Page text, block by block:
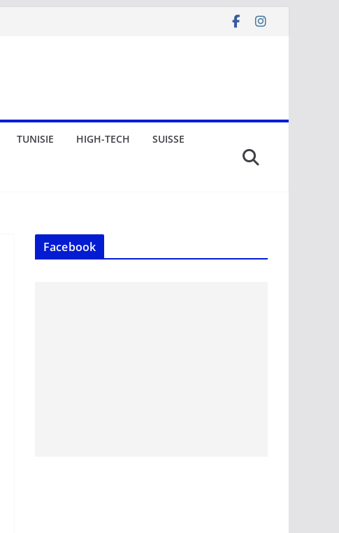
TUNISIE HIGH-TECH SUISSE
Facebook